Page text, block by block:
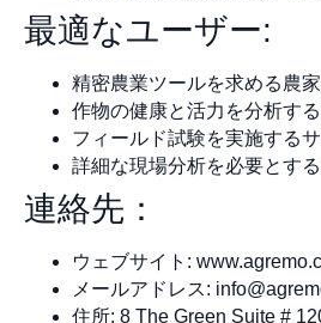
最適なユーザー:
精密農業ツールを求める農家
作物の健康と活力を分析す
フィールド試験を実施する
詳細な現場分析を必要とす
連絡先：
ウェブサイト:
メールアドレス:
住所: 8 The Green Suite #